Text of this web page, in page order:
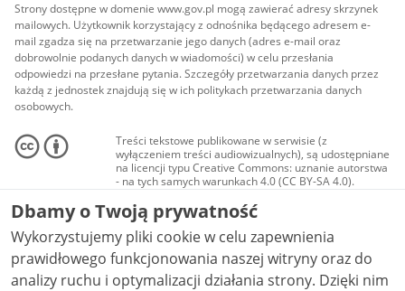
Strony dostępne w domenie www.gov.pl mogą zawierać adresy skrzynek
mailowych. Użytkownik korzystający z odnośnika będącego adresem e-
mail zgadza się na przetwarzanie jego danych (adres e-mail oraz
dobrowolnie podanych danych w wiadomości) w celu przesłania
odpowiedzi na przesłane pytania. Szczegóły przetwarzania danych przez
każdą z jednostek znajdują się w ich politykach przetwarzania danych
osobowych.
Treści tekstowe publikowane w serwisie (z
wyłączeniem treści audiowizualnych), są udostępniane
na licencji typu Creative Commons: uznanie autorstwa
- na tych samych warunkach 4.0 (CC BY-SA 4.0).
Materiały audiowizualne, w tym zdjęcia, materiały
audio i wideo, są udostępniane na licencji typu
Creative Commons: uznanie autorstwa użycie
niekomercyjne - bez utworów zależnych 4.0 (CC BY-
NC-ND 4.0), o ile nie jest to stwierdzone inaczej.
Dbamy o Twoją prywatność
Wykorzystujemy pliki cookie w celu zapewnienia
prawidłowego funkcjonowania naszej witryny oraz do
analizy ruchu i optymalizacji działania strony. Dzięki nim